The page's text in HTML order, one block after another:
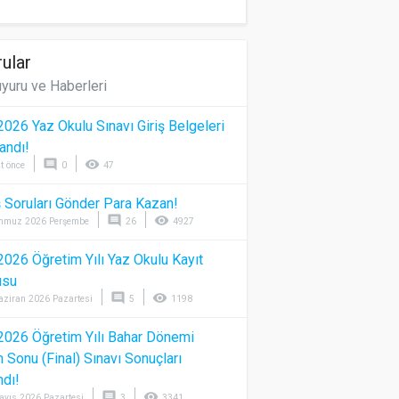
ve Haberleri
Yaz Okulu Sınavı Giriş Belgeleri
önce comment 0 visibility 47
Soruları Gönder Para Kazan!
2026 Perşembe comment 26 visibility 4927
Öğretim Yılı Yaz Okulu Kayıt
2026 Pazartesi comment 5 visibility 1198
Öğretim Yılı Bahar Dönemi
Sonu (Final) Sınavı Sonuçları